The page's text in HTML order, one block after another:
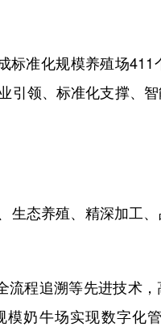
准化规模养殖场411
引领、标准化支撑、
态养殖、精深加工
程追溯等先进技术
奶牛场实现数字化